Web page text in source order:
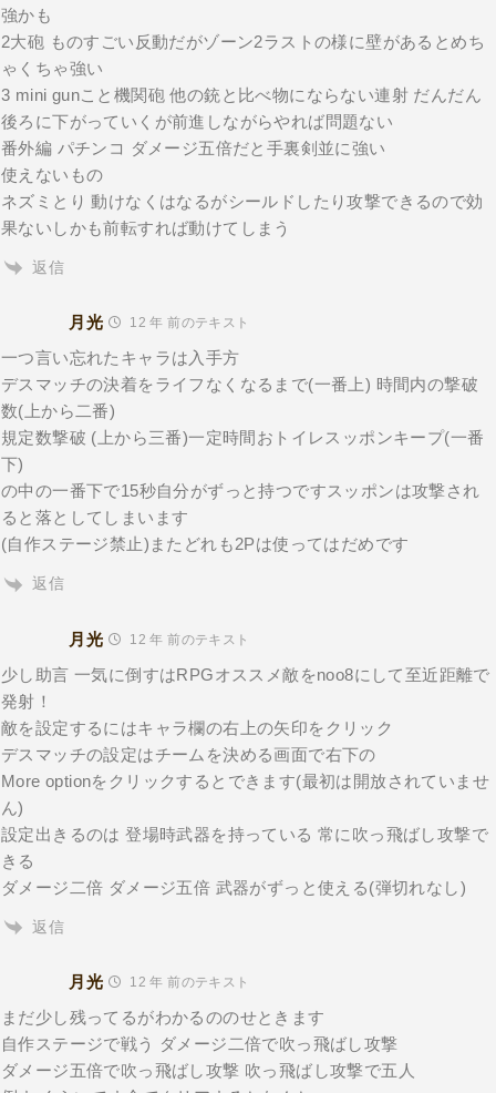
強かも
2大砲 ものすごい反動だがゾーン2ラストの様に壁があるとめち
ゃくちゃ強い
3 mini gunこと機関砲 他の銃と比べ物にならない連射 だんだん
後ろに下がっていくが前進しながらやれば問題ない
番外編 パチンコ ダメージ五倍だと手裏剣並に強い
使えないもの
ネズミとり 動けなくはなるがシールドしたり攻撃できるので効
果ないしかも前転すれば動けてしまう
返信
月光 12 年 前のテキスト
一つ言い忘れたキャラは入手方
デスマッチの決着をライフなくなるまで(一番上) 時間内の撃破
数(上から二番)
規定数撃破 (上から三番)一定時間おトイレスッポンキープ(一番
下)
の中の一番下で15秒自分がずっと持つですスッポンは攻撃され
ると落としてしまいます
(自作ステージ禁止)またどれも2Pは使ってはだめです
返信
月光 12 年 前のテキスト
少し助言 一気に倒すはRPGオススメ敵をnoo8にして至近距離で
発射！
敵を設定するにはキャラ欄の右上の矢印をクリック
デスマッチの設定はチームを決める画面で右下の
More optionをクリックするとできます(最初は開放されていませ
ん)
設定出きるのは 登場時武器を持っている 常に吹っ飛ばし攻撃で
きる
ダメージ二倍 ダメージ五倍 武器がずっと使える(弾切れなし)
返信
月光 12 年 前のテキスト
まだ少し残ってるがわかるののせときます
自作ステージで戦う ダメージ二倍で吹っ飛ばし攻撃
ダメージ五倍で吹っ飛ばし攻撃 吹っ飛ばし攻撃で五人